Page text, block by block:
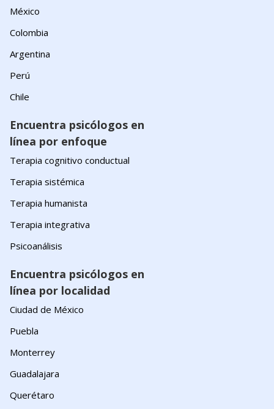
México
Colombia
Argentina
Perú
Chile
Encuentra psicólogos en
línea por enfoque
Terapia cognitivo conductual
Terapia sistémica
Terapia humanista
Terapia integrativa
Psicoanálisis
Encuentra psicólogos en
línea por localidad
Ciudad de México
Puebla
Monterrey
Guadalajara
Querétaro